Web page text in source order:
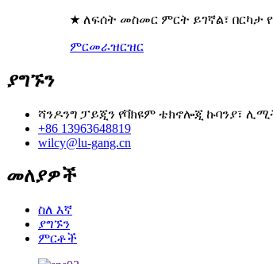
★ ለፍሰት መስመር ምርት ይገኛል፣
ምርመራዝርዝር
ያግኙን
ሻንዶንግ ፓይጂን የቫክዩም ቴክኖሎጂ ኩባንያ፣
+86 13963648819
wilcy@lu-gang.cn
መለያዎች
ስለ እኛ
ያግኙን
ምርቶች